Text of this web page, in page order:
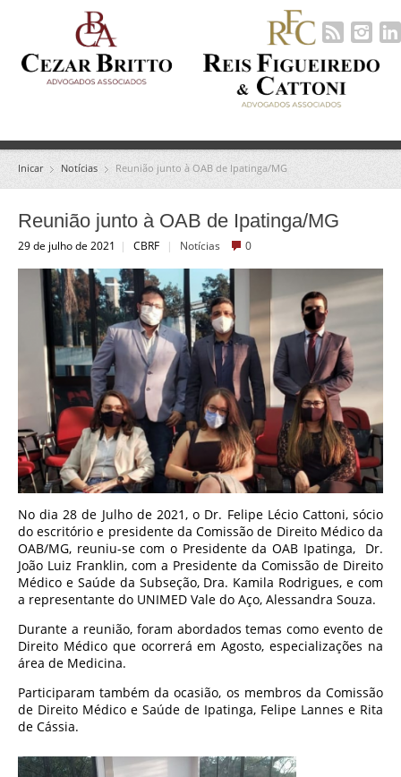
Inicar Notícias Reunião junto à OAB de Ipatinga/MG
Reunião junto à OAB de Ipatinga/MG
29 de julho de 2021 | CBRF | Notícias 0
No dia 28 de Julho de 2021, o Dr. Felipe Lécio Cattoni, sócio
do escritório e presidente da Comissão de Direito Médico da
OAB/MG, reuniu-se com o Presidente da OAB Ipatinga, Dr.
João Luiz Franklin, com a Presidente da Comissão de Direito
Médico e Saúde da Subseção, Dra. Kamila Rodrigues, e com
a representante do UNIMED Vale do Aço, Alessandra Souza.
Durante a reunião, foram abordados temas como evento de
Direito Médico que ocorrerá em Agosto, especializações na
área de Medicina.
Participaram também da ocasião, os membros da Comissão
de Direito Médico e Saúde de Ipatinga, Felipe Lannes e Rita
de Cássia.